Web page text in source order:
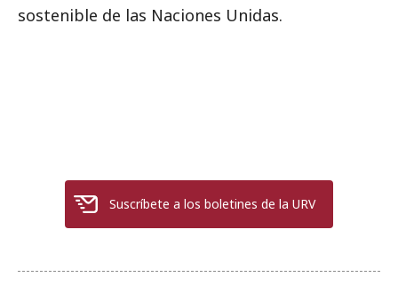
sostenible de las Naciones Unidas.
Suscríbete a los boletines de la URV